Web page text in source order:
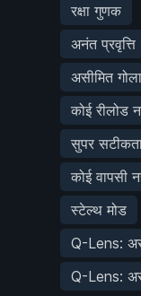
रक्षा गुणक
अनंत प्रवृत्ति
असीमित
कोई रीलोड
सुपर
कोई वापसी
स्टेल्थ मोड
Q-Lens:
Q-Lens: